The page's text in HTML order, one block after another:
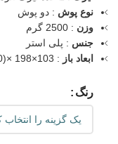
نوع پوش : دو پوش
وزن : 2500 گرم
جنس : پلی استر
ابعاد باز : 103×198 ×(60+130+60) سانتی متر
رنگ